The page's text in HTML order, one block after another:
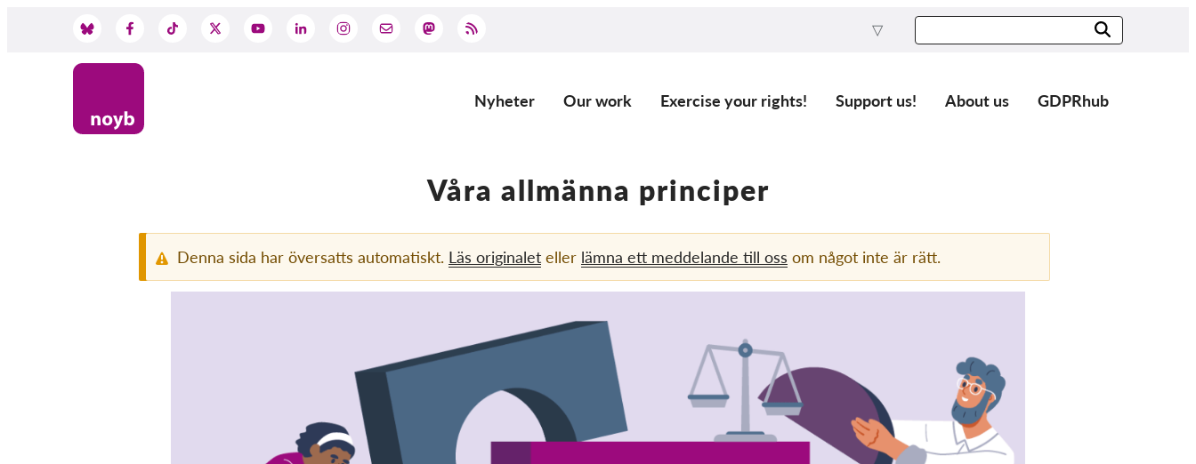
Main
Nyheter Our work Exercise your rights! Support us! About us GDPRhub
Våra allmänna principer
Denna sida har översatts automatiskt. Läs originalet eller lämna ett meddelande till oss om något inte är rätt.